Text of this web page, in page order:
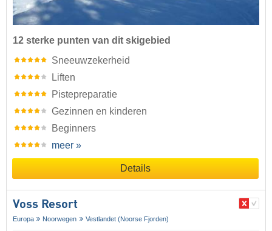
12 sterke punten van dit skigebied
Sneeuwzekerheid
Liften
Pistepreparatie
Gezinnen en kinderen
Beginners
meer »
Details
Voss Resort
Europa Noorwegen Vestlandet (Noorse Fjorden)